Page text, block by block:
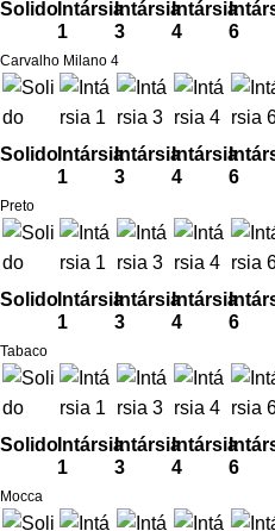
SolidoIntársia
1
Intársia
3
Intársia
4
6
Carvalho Milano 4
SolidoIntársia
1
Intársia
3
Intársia
4
6
Preto
SolidoIntársia
1
Intársia
3
Intársia
4
6
Tabaco
SolidoIntársia
1
Intársia
3
Intársia
4
6
Mocca